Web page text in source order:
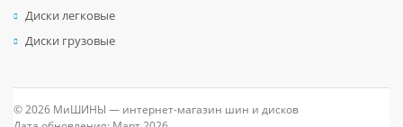
Диски легковые
Диски грузовые
© 2026 МиШИНЫ — интернет-магазин шин и дисков